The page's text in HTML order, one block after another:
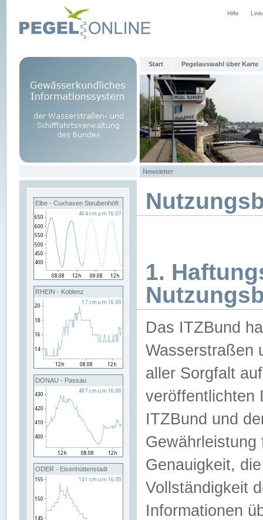
Hilfe
Start Pegelauswahl über Karte
Newsletter
Elbe - Cuxhaven Steubenhöft
RHEIN - Koblenz
DONAU - Passau
ODER - Eisenhüttenstadt
1.
Das ITZBund
Wasserstraßen
aller Sorgfalt
veröffentlichten
ITZBund und
Genauigkeit,
Vollständigkeit
Informationen